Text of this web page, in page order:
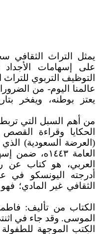
يمثل التراث الثقافي
على إسهامات
التوظيف التربوي
عالمنا اليوم- من
يعتز بوطنه، ويفخر
من أهم السبل التي
الحكايا وقراءة
(العرضة السعودية) الذي
العامة
العربي، هو كتاب عن
الثقافي غير المادي؛
الكتاب من تأليف:
الموسى. وقد جاء في
الكتب الموجهة